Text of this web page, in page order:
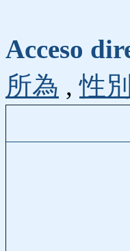
Acceso
所為 ,性別